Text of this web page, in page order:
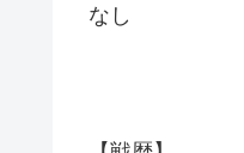
なし